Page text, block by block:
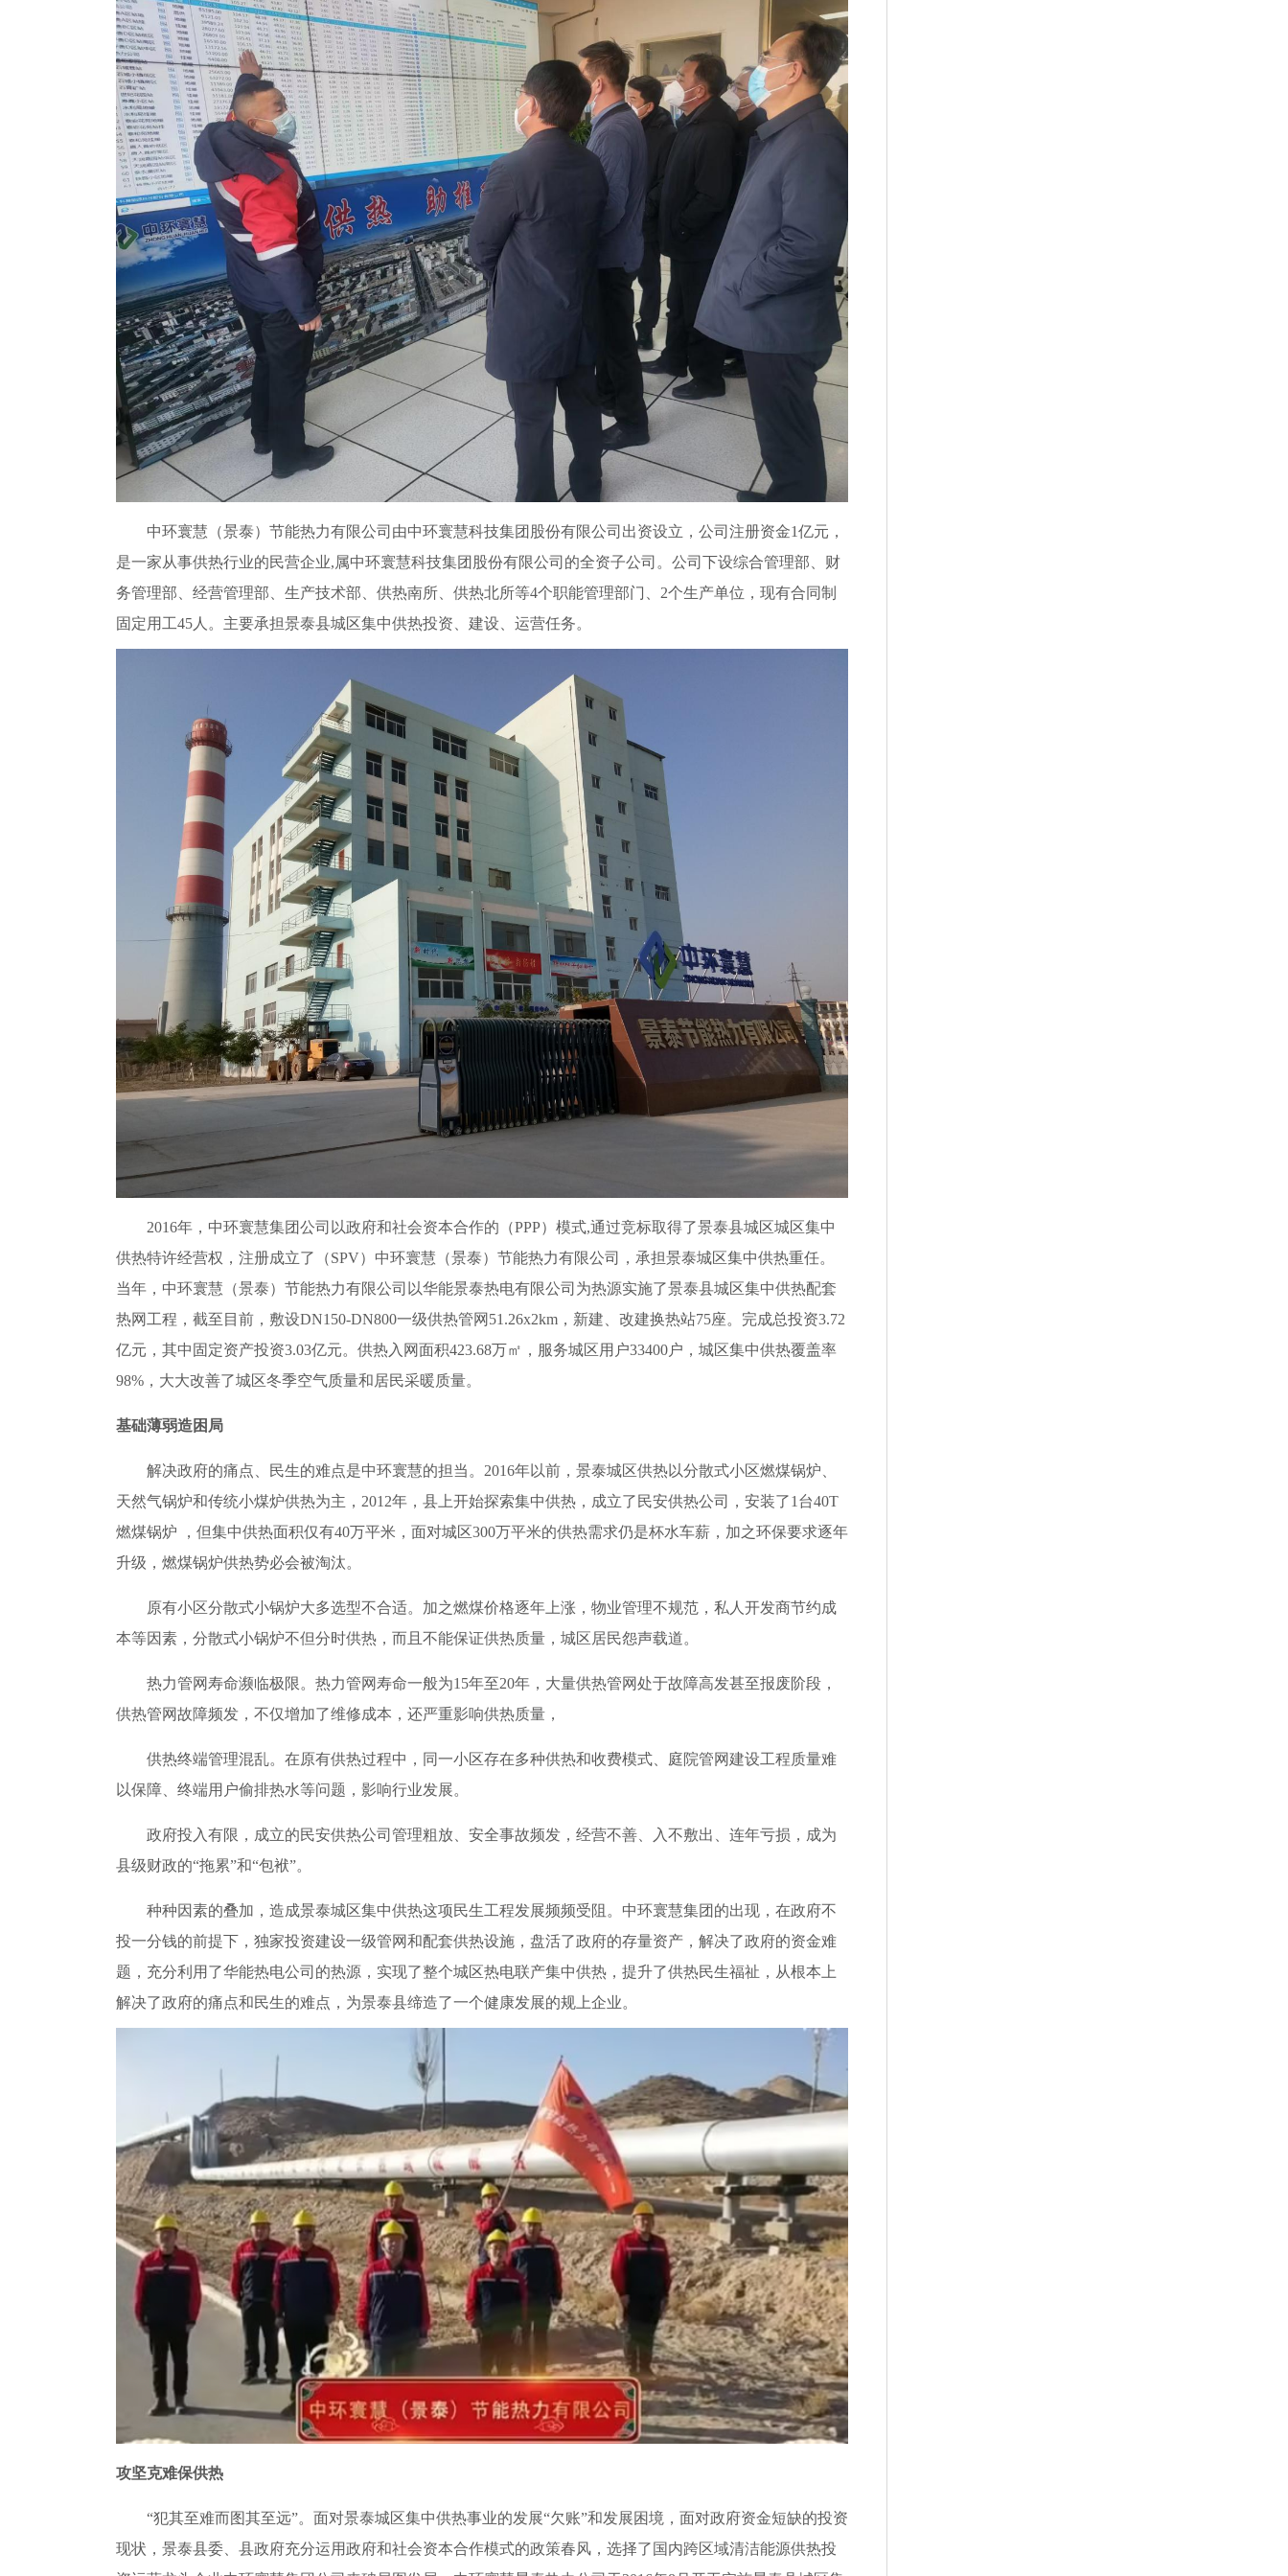
中环寰慧（景泰）节能热力有限公司由中环寰慧科技集团股份有限公司出资设立，公司注册资金1亿元，
是一家从事供热行业的民营企业,属中环寰慧科技集团股份有限公司的全资子公司。公司下设综合管理部、财
务管理部、经营管理部、生产技术部、供热南所、供热北所等4个职能管理部门、2个生产单位，现有合同制
固定用工45人。主要承担景泰县城区集中供热投资、建设、运营任务。
2016年，中环寰慧集团公司以政府和社会资本合作的（PPP）模式,通过竞标取得了景泰县城区城区集中
供热特许经营权，注册成立了（SPV）中环寰慧（景泰）节能热力有限公司，承担景泰城区集中供热重任。
当年，中环寰慧（景泰）节能热力有限公司以华能景泰热电有限公司为热源实施了景泰县城区集中供热配套
热网工程，截至目前，敷设DN150-DN800一级供热管网51.26х2km，新建、改建换热站75座。完成总投资3.72
亿元，其中固定资产投资3.03亿元。供热入网面积423.68万㎡，服务城区用户33400户，城区集中供热覆盖率
98%，大大改善了城区冬季空气质量和居民采暖质量。
基础薄弱造困局
解决政府的痛点、民生的难点是中环寰慧的担当。2016年以前，景泰城区供热以分散式小区燃煤锅炉、
天然气锅炉和传统小煤炉供热为主，2012年，县上开始探索集中供热，成立了民安供热公司，安装了1台40T
燃煤锅炉 ，但集中供热面积仅有40万平米，面对城区300万平米的供热需求仍是杯水车薪，加之环保要求逐年
升级，燃煤锅炉供热势必会被淘汰。
原有小区分散式小锅炉大多选型不合适。加之燃煤价格逐年上涨，物业管理不规范，私人开发商节约成
本等因素，分散式小锅炉不但分时供热，而且不能保证供热质量，城区居民怨声载道。
热力管网寿命濒临极限。热力管网寿命一般为15年至20年，大量供热管网处于故障高发甚至报废阶段，
供热管网故障频发，不仅增加了维修成本，还严重影响供热质量，
供热终端管理混乱。在原有供热过程中，同一小区存在多种供热和收费模式、庭院管网建设工程质量难
以保障、终端用户偷排热水等问题，影响行业发展。
政府投入有限，成立的民安供热公司管理粗放、安全事故频发，经营不善、入不敷出、连年亏损，成为
县级财政的“拖累”和“包袱”。
种种因素的叠加，造成景泰城区集中供热这项民生工程发展频频受阻。中环寰慧集团的出现，在政府不
投一分钱的前提下，独家投资建设一级管网和配套供热设施，盘活了政府的存量资产，解决了政府的资金难
题，充分利用了华能热电公司的热源，实现了整个城区热电联产集中供热，提升了供热民生福祉，从根本上
解决了政府的痛点和民生的难点，为景泰县缔造了一个健康发展的规上企业。
攻坚克难保供热
“犯其至难而图其至远”。面对景泰城区集中供热事业的发展“欠账”和发展困境，面对政府资金短缺的投资
现状，景泰县委、县政府充分运用政府和社会资本合作模式的政策春风，选择了国内跨区域清洁能源供热投